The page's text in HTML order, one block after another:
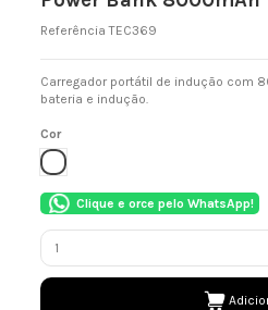
Referência TEC369
Carregador portátil de indução com
bateria e indução.
Cor
BRANCO
Clique e orce pelo WhatsApp!